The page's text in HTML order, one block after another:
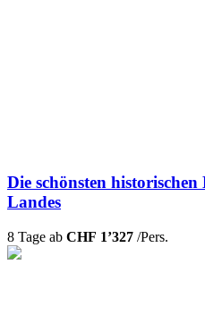
Die schönsten
Landes
8 Tage ab CHF 1’327 /Pers.